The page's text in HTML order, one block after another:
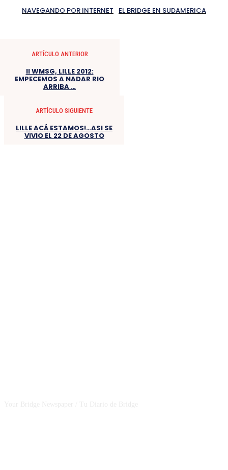
NAVEGANDO POR INTERNET
EL BRIDGE EN SUDAMERICA
ARTÍCULO ANTERIOR
II WMSG, LILLE 2012:
EMPECEMOS A NADAR RIO
ARRIBA …
ARTÍCULO SIGUIENTE
LILLE ACÁ ESTAMOS!…ASI SE
VIVIO EL 22 DE AGOSTO